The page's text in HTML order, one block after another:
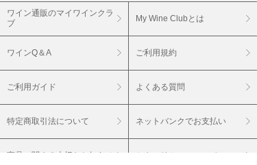
ワイン通販のマイワインクラ
ブ
My Wine Clubとは
ワインQ＆A ご利用規約
ご利用ガイド よくある質問
特定商取引法について ネットバンクでお支払い
商品に関する大切なお知らせ セキュリティについて